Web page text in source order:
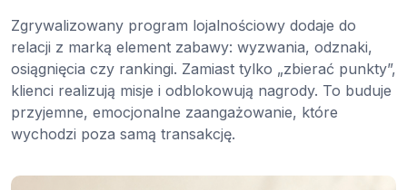
Zgrywalizowany program lojalnościowy dodaje do
relacji z marką element zabawy: wyzwania, odznaki,
osiągnięcia czy rankingi. Zamiast tylko „zbierać punkty”,
klienci realizują misje i odblokowują nagrody. To buduje
przyjemne, emocjonalne zaangażowanie, które
wychodzi poza samą transakcję.